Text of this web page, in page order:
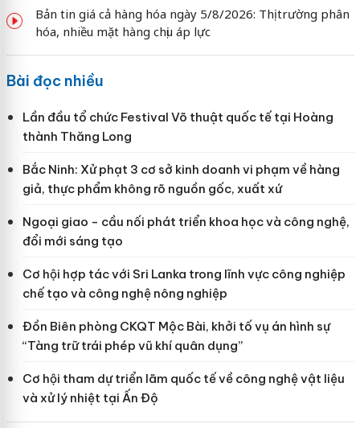
Bản tin giá cả hàng hóa ngày 5/8/2026: Thị trường phân
hóa, nhiều mặt hàng chịu áp lực
Bài đọc nhiều
Lần đầu tổ chức Festival Võ thuật quốc tế tại Hoàng
thành Thăng Long
Bắc Ninh: Xử phạt 3 cơ sở kinh doanh vi phạm về hàng
giả, thực phẩm không rõ nguồn gốc, xuất xứ
Ngoại giao - cầu nối phát triển khoa học và công nghệ,
đổi mới sáng tạo
Cơ hội hợp tác với Sri Lanka trong lĩnh vực công nghiệp
chế tạo và công nghệ nông nghiệp
Đồn Biên phòng CKQT Mộc Bài, khởi tố vụ án hình sự
“Tàng trữ trái phép vũ khí quân dụng”
Cơ hội tham dự triển lãm quốc tế về công nghệ vật liệu
và xử lý nhiệt tại Ấn Độ